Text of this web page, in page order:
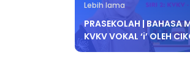
Lebih lama
PRASEKOLAH | BAHASA
KVKV VOKAL ‘i’ OLEH
PROFESIONAL 8 :
KETUA PENGARAH